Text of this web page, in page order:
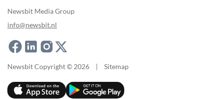
Newsbit Media Group
info@newsbit.nl
Newsbit Copyright © 2026 | Sitemap